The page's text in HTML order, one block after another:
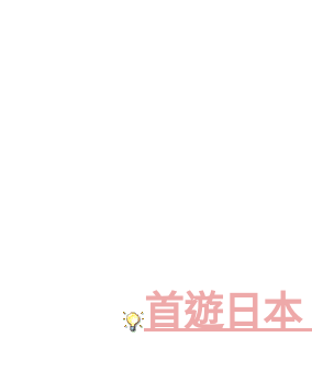
首遊日